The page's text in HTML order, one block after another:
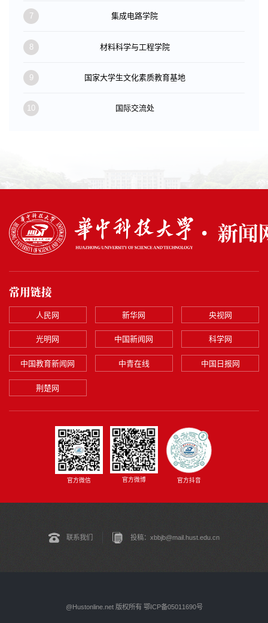
7 集成电路学院
8 材料科学与工程学院
9 国家大学生文化素质教育基地
10 国际交流处
常用链接
人民网 新华网 央视网
光明网 中国新闻网 科学网
中国教育新闻网 中青在线 中国日报网
荆楚网
官方微信 官方微博 官方抖音
联系我们 投稿：xbbjb@mail.hust.edu.cn
@Hustonline.net 版权所有 鄂ICP备05011690号